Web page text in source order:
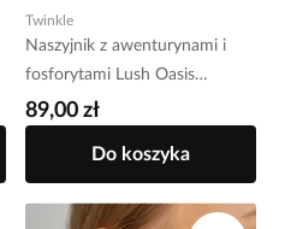
Twinkle
Naszyjnik z awenturynami i
fosforytami Lush Oasis
NTW1297
89,00 zł
Do koszyka